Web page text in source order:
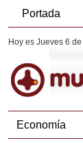
Portada
Hoy es Jueves 6
Economía